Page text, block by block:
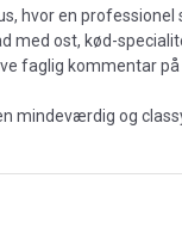
hvor en professionel
med ost, kød-
faglig kommentar
mindeværdig og